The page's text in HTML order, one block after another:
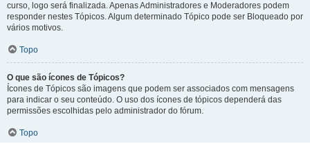
curso, logo será finalizada. Apenas Administradores e Moderadores podem
responder nestes Tópicos. Algum determinado Tópico pode ser Bloqueado por
vários motivos.
Topo
O que são ícones de Tópicos?
Ícones de Tópicos são imagens que podem ser associados com mensagens
para indicar o seu conteúdo. O uso dos ícones de tópicos dependerá das
permissões escolhidas pelo administrador do fórum.
Topo